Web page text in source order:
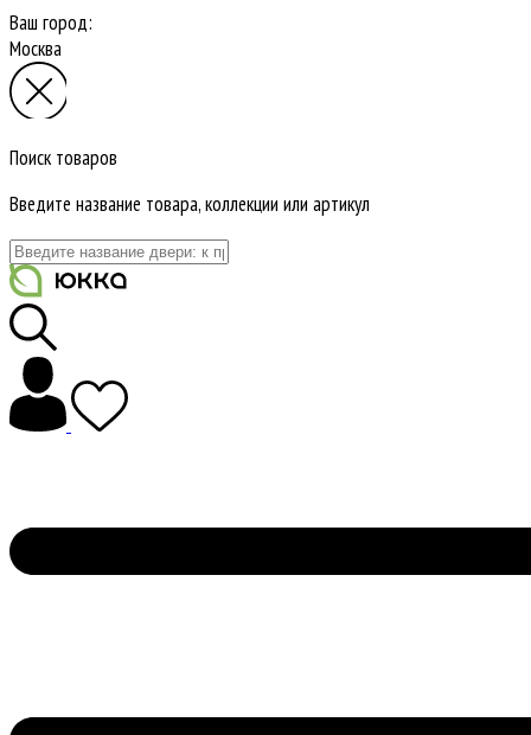
Ваш город:
Москва
Поиск товаров
Введите название товара, коллекции или артикул